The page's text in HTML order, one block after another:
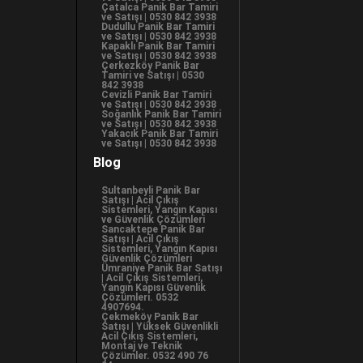
Çatalca Panik Bar Tamiri
ve Satışı | 0530 842 3938
Dudullu Panik Bar Tamiri
ve Satışı | 0530 842 3938
Kapaklı Panik Bar Tamiri
ve Satışı | 0530 842 3938
Çerkezköy Panik Bar
Tamiri ve Satışı | 0530
842 3938
Cevizli Panik Bar Tamiri
ve Satışı | 0530 842 3938
Soğanlık Panik Bar Tamiri
ve Satışı | 0530 842 3938
Yakacık Panik Bar Tamiri
ve Satışı | 0530 842 3938
Blog
Sultanbeyli Panik Bar
Satışı | Acil Çıkış
Sistemleri, Yangın Kapısı
ve Güvenlik Çözümleri
Sancaktepe Panik Bar
Satışı | Acil Çıkış
Sistemleri, Yangın Kapısı
Güvenlik Çözümleri
Ümraniye Panik Bar Satışı
| Acil Çıkış Sistemleri,
Yangın Kapısı Güvenlik
Çözümleri. 0532
4907694.
Çekmeköy Panik Bar
Satışı | Yüksek Güvenlikli
Acil Çıkış Sistemleri,
Montaj ve Teknik
Çözümler. 0532 490 76